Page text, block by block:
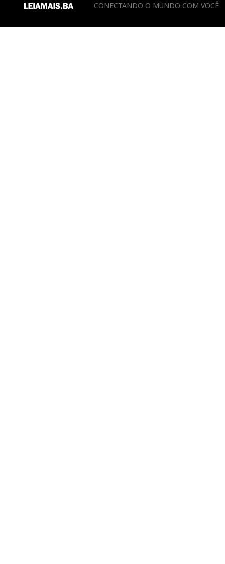
CONECTANDO O MUNDO COM VOCÊ